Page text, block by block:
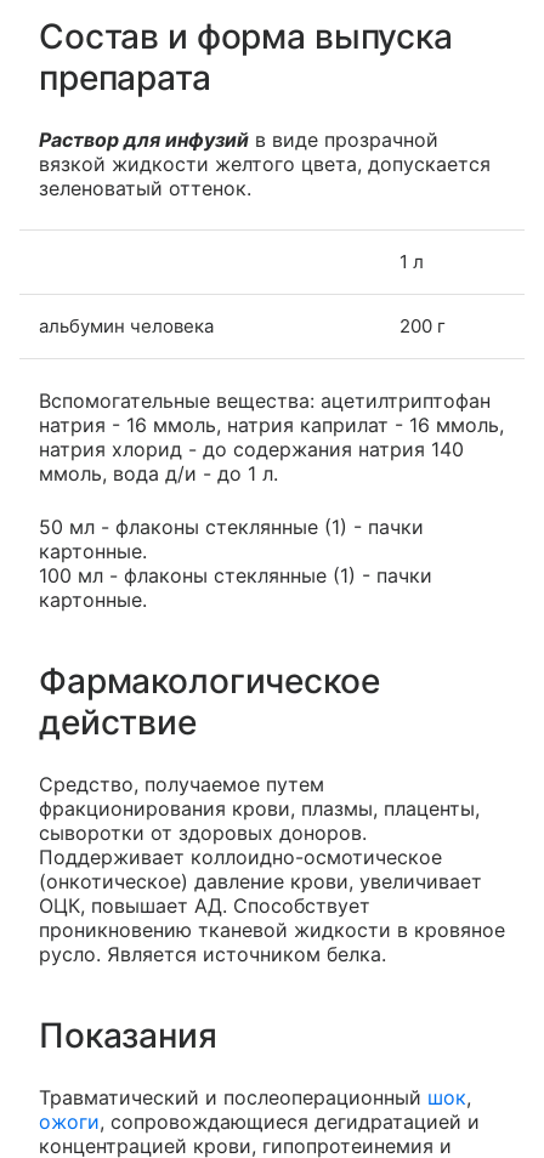
Состав и форма выпуска
препарата
Раствор для инфузий в виде прозрачной
вязкой жидкости желтого цвета, допускается
зеленоватый оттенок.
1 л
альбумин человека 200 г
Вспомогательные вещества: ацетилтриптофан
натрия - 16 ммоль, натрия каприлат - 16 ммоль,
натрия хлорид - до содержания натрия 140
ммоль, вода д/и - до 1 л.
50 мл - флаконы стеклянные (1) - пачки
картонные.
100 мл - флаконы стеклянные (1) - пачки
картонные.
Фармакологическое
действие
Средство, получаемое путем
фракционирования крови, плазмы, плаценты,
сыворотки от здоровых доноров.
Поддерживает коллоидно-осмотическое
(онкотическое) давление крови, увеличивает
ОЦК, повышает АД. Способствует
проникновению тканевой жидкости в кровяное
русло. Является источником белка.
Показания
Травматический и послеоперационный шок,
ожоги, сопровождающиеся дегидратацией и
концентрацией крови, гипопротеинемия и